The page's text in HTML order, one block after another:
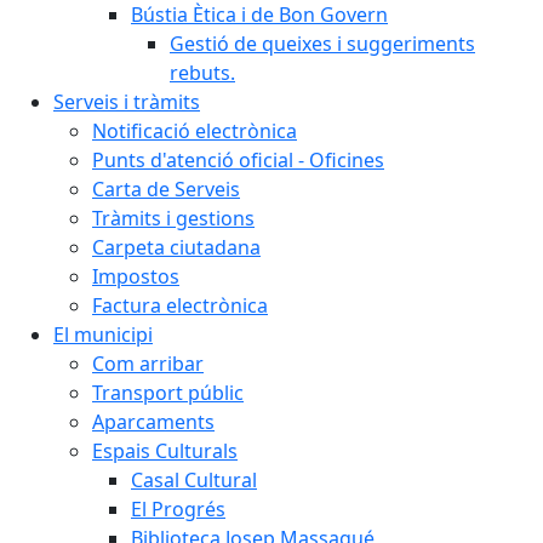
Bústia Ètica i de Bon Govern
Gestió de queixes i suggeriments
rebuts.
Serveis i tràmits
Notificació electrònica
Punts d'atenció oficial - Oficines
Carta de Serveis
Tràmits i gestions
Carpeta ciutadana
Impostos
Factura electrònica
El municipi
Com arribar
Transport públic
Aparcaments
Espais Culturals
Casal Cultural
El Progrés